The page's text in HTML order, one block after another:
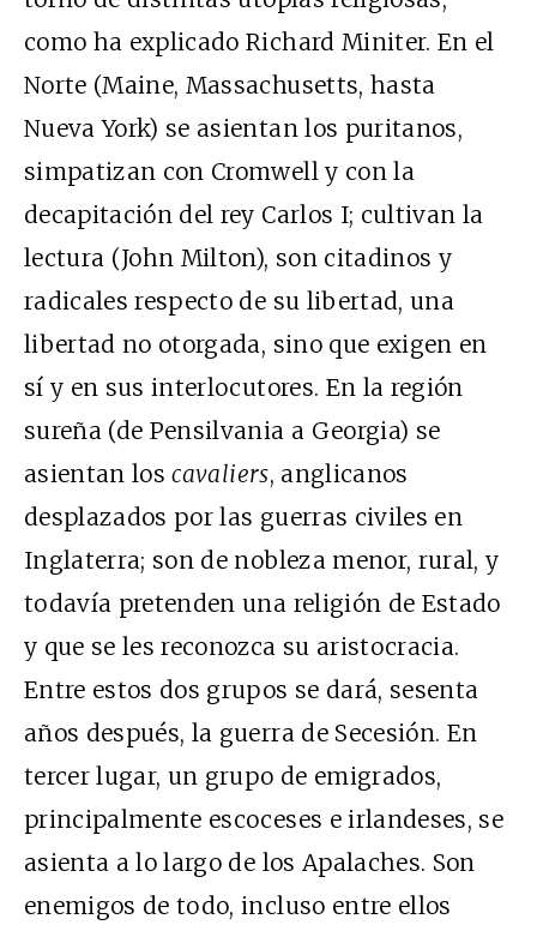
como ha explicado Richard Miniter. En el
Norte (Maine, Massachusetts, hasta
Nueva York) se asientan los puritanos,
simpatizan con Cromwell y con la
decapitación del rey Carlos I; cultivan la
lectura (John Milton), son citadinos y
radicales respecto de su libertad, una
libertad no otorgada, sino que exigen en
sí y en sus interlocutores. En la región
sureña (de Pensilvania a Georgia) se
asientan loscavaliers, anglicanos
desplazados por las guerras civiles en
Inglaterra; son de nobleza menor, rural, y
todavía pretenden una religión de Estado
y que se les reconozca su aristocracia.
Entre estos dos grupos se dará, sesenta
años después, la guerra de Secesión. En
tercer lugar, un grupo de emigrados,
principalmente escoceses e irlandeses, se
asienta a lo largo de los Apalaches. Son
enemigos de todo, incluso entre ellos